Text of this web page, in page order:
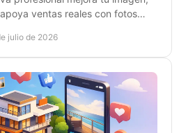
ventas reales con fotos
julio de 2026